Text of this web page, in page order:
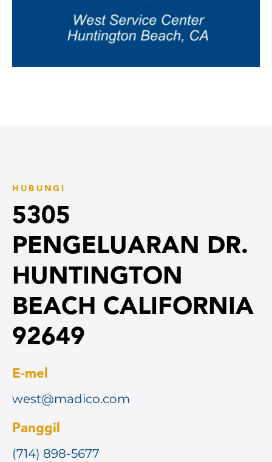
HUBUNGI
5305
PENGELUARAN DR.
HUNTINGTON
BEACH CALIFORNIA
92649
E-mel
west@madico.com
Panggil
(714) 898-5677